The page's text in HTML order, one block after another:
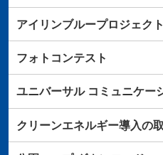
アイリンブループロジェクト
フォトコンテスト
ユニバーサルコミュニケー
クリーンエネルギー導入の